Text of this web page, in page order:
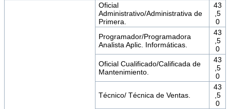
Oficial
Administrativo/Administrativa de
Primera.
43
,5
0
Programador/Programadora
Analista Aplic. Informáticas.
43
,5
0
Oficial Cualificado/Calificada de
Mantenimiento.
43
,5
0
Técnico/ Técnica de Ventas.
43
,5
0